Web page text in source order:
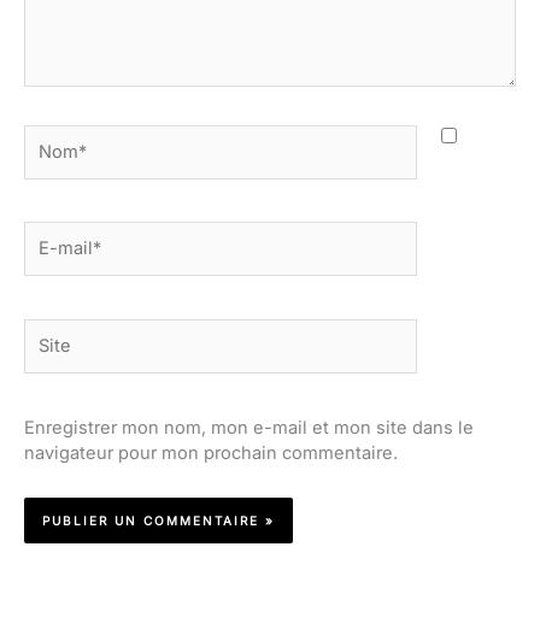
mail*
Enregistrer mon nom, mon e-mail et mon site dans le
navigateur pour mon prochain commentaire.